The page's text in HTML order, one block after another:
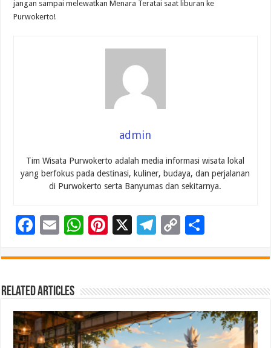
jangan sampai melewatkan Menara Teratai saat liburan ke
Purwokerto!
admin
Tim Wisata Purwokerto adalah media informasi wisata lokal
yang berfokus pada destinasi, kuliner, budaya, dan perjalanan
di Purwokerto serta Banyumas dan sekitarnya.
F
e
b
o
o
k
E
ai
l
W
at
sA
p
p
Pi
er
es
t
X
T
e
gr
a
m
C
p
y
Li
n
k
ar
e
Related Articles